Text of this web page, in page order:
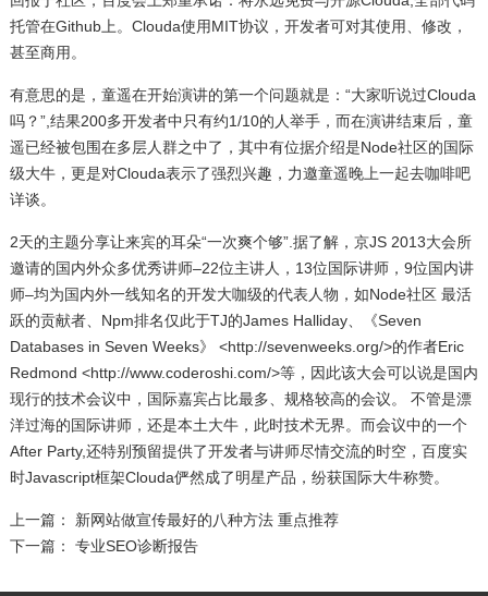
托管在Github上。Clouda使用MIT协议，开发者可对其使用、修改，
甚至商用。
有意思的是，童遥在开始演讲的第一个问题就是：“大家听说过Clouda
吗？”,结果200多开发者中只有约1/10的人举手，而在演讲结束后，童
遥已经被包围在多层人群之中了，其中有位据介绍是Node社区的国际
级大牛，更是对Clouda表示了强烈兴趣，力邀童遥晚上一起去咖啡吧
详谈。
2天的主题分享让来宾的耳朵“一次爽个够”.据了解，京JS 2013大会所
邀请的国内外众多优秀讲师–22位主讲人，13位国际讲师，9位国内讲
师–均为国内外一线知名的开发大咖级的代表人物，如Node社区 最活
跃的贡献者、Npm排名仅此于TJ的James Halliday、《Seven
Databases in Seven Weeks》 <http://sevenweeks.org/>的作者Eric
Redmond <http://www.coderoshi.com/>等，因此该大会可以说是国内
现行的技术会议中，国际嘉宾占比最多、规格较高的会议。 不管是漂
洋过海的国际讲师，还是本土大牛，此时技术无界。而会议中的一个
After Party,还特别预留提供了开发者与讲师尽情交流的时空，百度实
时Javascript框架Clouda俨然成了明星产品，纷获国际大牛称赞。
上一篇：
新网站做宣传最好的八种方法 重点推荐
下一篇：
专业SEO诊断报告